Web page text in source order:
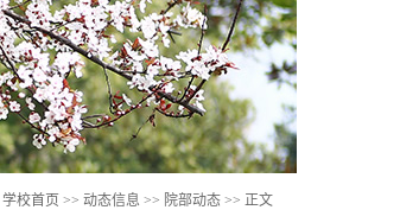
学校首页 >> 动态信息 >> 院部动态 >> 正文